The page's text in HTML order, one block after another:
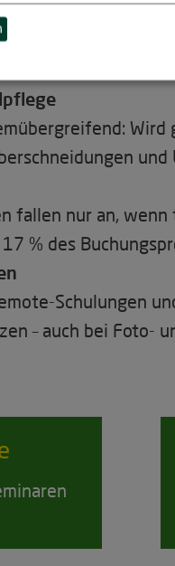
Fotos,
Plattformen verteilt
und Ortsseite).
und
fallen nur an,
% des
Schulungen
– auch bei Foto-